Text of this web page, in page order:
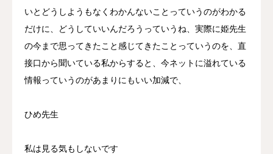
いとどうしようもなくわかんないことっていうのがわかる
だけに、どうしていいんだろうっていうね、実際に姫先生
の今まで思ってきたこと感じてきたことっていうのを、直
接口から聞いている私からすると、今ネットに溢れている
情報っていうのがあまりにもいい加減で、
ひめ先生
私は見る気もしないです